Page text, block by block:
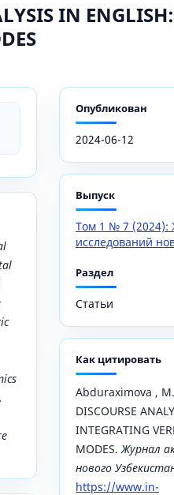
IN
Опубликован
2024-06-12
Выпуск
Том 1 № 7 (2024):
исследований
Раздел
Статьи
Как цитировать
Abduraximova ,
DISCOURSE
INTEGRATING
MODES.Журнал
нового
https://www.in-